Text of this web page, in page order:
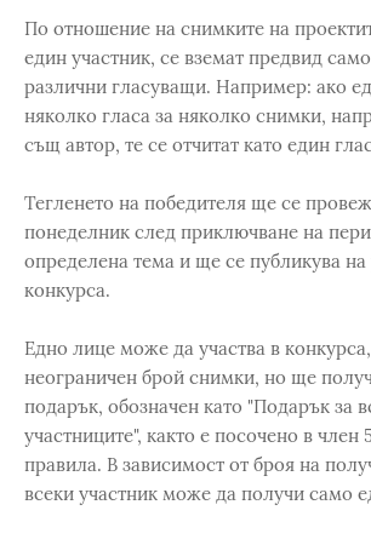
По отношение на снимките на
един участник, се вземат предвид
различни гласуващи. Например: ако
няколко гласа за няколко снимки,
същ автор, те се отчитат като един
Тегленето на победителя ще се
понеделник след приключване на
определена тема и ще се публикува на
конкурса.
Едно лице може да участва в
неограничен брой снимки, но ще
подарък, обозначен като "Подарък за
участниците", както е посочено в член
правила. В зависимост от броя на
всеки участник може да получи само